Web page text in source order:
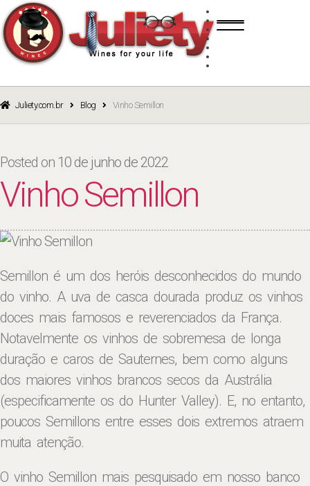
navigation
content
BRANCO
ROSÉ
Juliety.com.br Blog Vinho Semillon
Posted on 10 de junho de 2022
Vinho Semillon
Semillon é um dos heróis desconhecidos do mundo
do vinho. A uva de casca dourada produz os vinhos
doces mais famosos e reverenciados da França.
Notavelmente os vinhos de sobremesa de longa
duração e caros de Sauternes, bem como alguns
dos maiores vinhos brancos secos da Austrália
(especificamente os do Hunter Valley). E, no entanto,
poucos Semillons entre esses dois extremos atraem
muita atenção.
O vinho Semillon mais pesquisado em nosso banco